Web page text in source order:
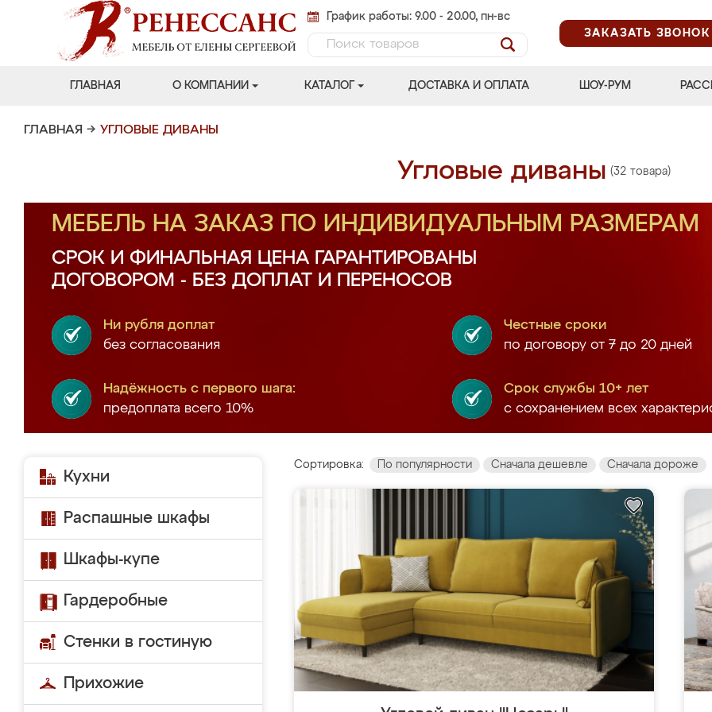
График работы: 9.00 - 20.00, пн-вс
ЗАКАЗАТЬ ЗВОНОК
ГЛАВНАЯ О КОМПАНИИ КАТАЛОГ ДОСТАВКА И ОПЛАТА ШОУ-РУМ
ГЛАВНАЯ → УГЛОВЫЕ ДИВАНЫ
Угловые диваны (32 товара)
МЕБЕЛЬ НА ЗАКАЗ ПО ИНДИВИДУАЛЬНЫМ РАЗМЕРАМ
СРОК И ФИНАЛЬНАЯ ЦЕНА ГАРАНТИРОВАНЫ
ДОГОВОРОМ - БЕЗ ДОПЛАТ И ПЕРЕНОСОВ
Ни рубля доплат
без согласования
Честные сроки
по договору от 7 до 20 дней
Надёжность с первого шага:
предоплата всего 10%
Срок службы 10+ лет
с сохранением всех
Кухни
Распашные шкафы
Шкафы-купе
Гардеробные
Стенки в гостиную
Прихожие
Сортировка: По популярности Сначала дешевле Сначала дороже